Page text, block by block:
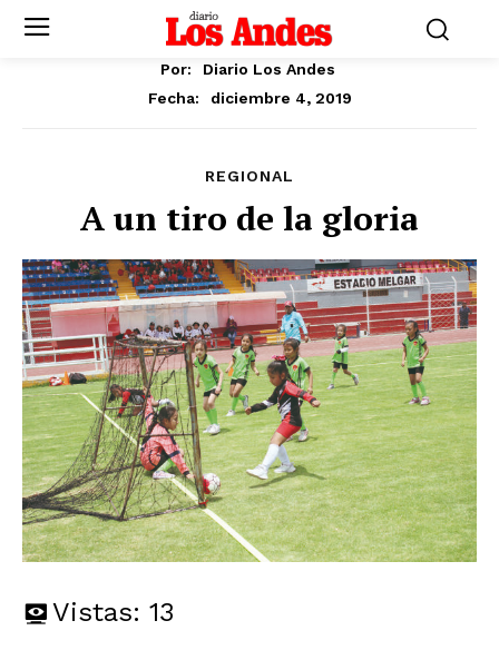
Por:
Diario Los Andes
Fecha:
diciembre 4, 2019
REGIONAL
A un tiro de la gloria
Vistas: 13